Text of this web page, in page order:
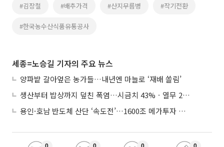
#김장철 #배추가격 #산지무름병 #작기전환
#한국농수산식품유통공사
세종=노승길 기자의 주요 뉴스
양파밭 갈아엎은 농가들…내년엔 마늘로 ‘재배 쏠림’
생산부터 밥상까지 덮친 폭염…시금치 43%ㆍ열무 28% 급등
용인·호남 반도체 산단 ‘속도전’…1600조 메가투자 이행 총력